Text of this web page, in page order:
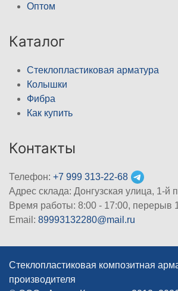
Оптом
Каталог
Стеклопластиковая арматура
Колышки
Фибра
Как купить
Контакты
Телефон: +7 999 313-22-68
Адрес склада: Донгузская улица, 1-й
Время работы: 8:00 - 17:00, перерыв
Email: 89993132280@mail.ru
Стеклопластиковая композитная
производителя